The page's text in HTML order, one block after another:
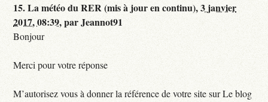
15.La météo du RER (mis à jour en continu),3 janvier
2017, 08:39,parJeannot91
Bonjour
Merci pour votre réponse
M’autorisez vous à donner la référence de votre site sur Le blog